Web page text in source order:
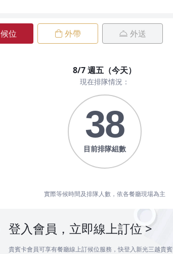
候位 外帶 外送
8/7 週五（今天）
現在排隊情況：
38
目前排隊組數
實際等候時間及排隊人數，依各餐廳現場為主
登入會員，立即線上訂位 >
貴賓卡會員可享有餐廳線上訂候位服務，快登入新光三越貴